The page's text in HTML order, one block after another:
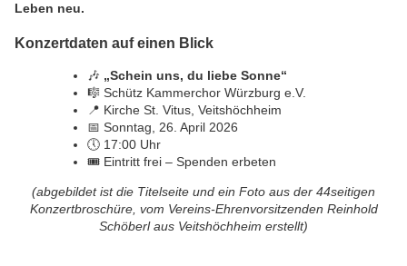
Leben neu.
Konzertdaten auf einen Blick
🎶 „Schein uns, du liebe Sonne“
🎼 Schütz Kammerchor Würzburg e.V.
📍 Kirche St. Vitus, Veitshöchheim
📅 Sonntag, 26. April 2026
🕔 17:00 Uhr
🎟️ Eintritt frei – Spenden erbeten
(abgebildet ist die Titelseite und ein Foto aus der 44seitigen
Konzertbroschüre, vom Vereins-Ehrenvorsitzenden Reinhold
Schöberl aus Veitshöchheim erstellt)